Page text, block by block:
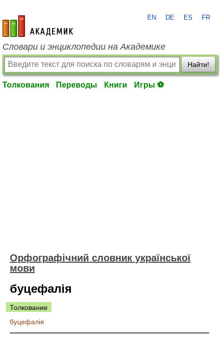
academic.ru
EN DE ES FR
Словари и энциклопедии на Академике
Найти!
Толкования Переводы Книги Игры ⚽
Орфографічний словник української
мови
буцефалія
Толкование
буцефалія
—————————————————————————————